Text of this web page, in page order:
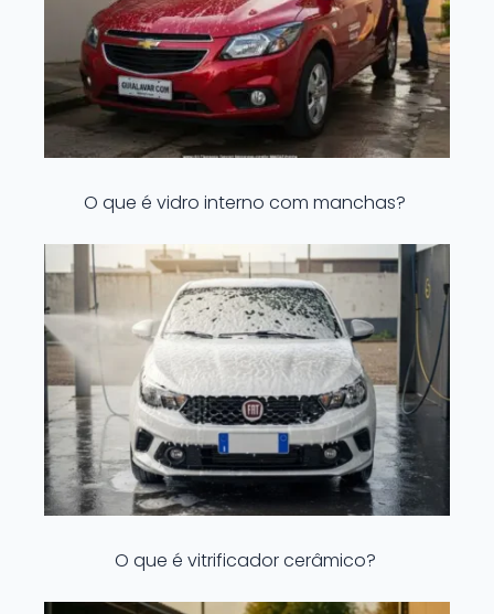
O que é vidro interno com manchas?
O que é vitrificador cerâmico?